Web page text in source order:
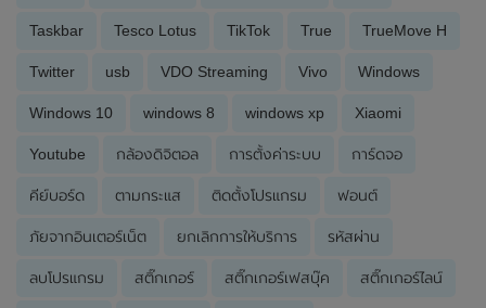
Taskbar Tesco Lotus TikTok True TrueMove H
Twitter usb VDO Streaming Vivo Windows
Windows 10 windows 8 windows xp Xiaomi
Youtube กล้องดิจิตอล การตั้งค่าระบบ การ์ดจอ
คีย์บอร์ด ตามกระแส ติดตั้งโปรแกรม ฟอนต์
ภัยจากอินเตอร์เน็ต ยกเลิกการให้บริการ รหัสผ่าน
ลบโปรแกรม สติ๊กเกอร์ สติ๊กเกอร์เฟสบุ๊ค สติ๊กเกอร์ไลน์